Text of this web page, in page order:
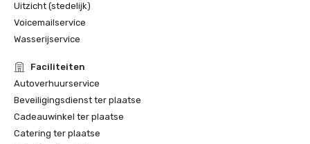
Uitzicht (stedelijk)
Voicemailservice
Wasserijservice
Faciliteiten
Autoverhuurservice
Beveiligingsdienst ter plaatse
Cadeauwinkel ter plaatse
Catering ter plaatse